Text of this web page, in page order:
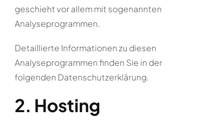
geschieht vor allem mit sogenannten
Analyseprogrammen.
Detaillierte Informationen zu diesen
Analyseprogrammen finden Sie in der
folgenden Datenschutzerklärung.
2. Hosting